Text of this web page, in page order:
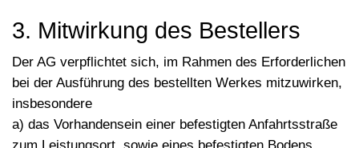
3. Mitwirkung des Bestellers
Der AG verpflichtet sich, im Rahmen des Erforderlichen
bei der Ausführung des bestellten Werkes mitzuwirken,
insbesondere
a) das Vorhandensein einer befestigten Anfahrtsstraße
zum Leistungsort, sowie eines befestigten Bodens